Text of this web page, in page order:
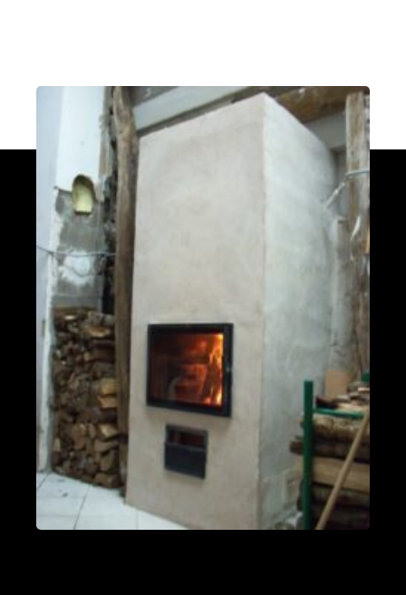
PDM L
Fleurus
PDM Oxalibre XL avec sortie des
fumées vers le bas
Valleraugue 30570
Poele de masse S avec conduit en
brique de terre crue handmade
Mantry 39230
Poêle Oxalibre L dans le Tarn
Coufouleux 81800
Poêle de masse
Corbel 73160
Poêle M sous escalier
Fontaine-lès-Clerval 25340